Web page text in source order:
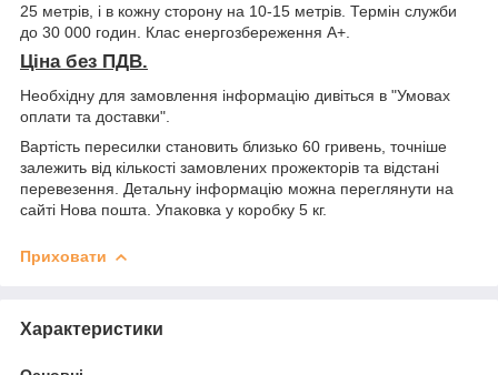
25 метрів, і в кожну сторону на 10-15 метрів. Термін служби
до 30 000 годин. Клас енергозбереження А+.
Ціна без ПДВ.
Необхідну для замовлення інформацію дивіться в "Умовах
оплати та доставки".
Вартість пересилки становить близько 60 гривень, точніше
залежить від кількості замовлених прожекторів та відстані
перевезення. Детальну інформацію можна переглянути на
сайті Нова пошта. Упаковка у коробку 5 кг.
Приховати
Характеристики